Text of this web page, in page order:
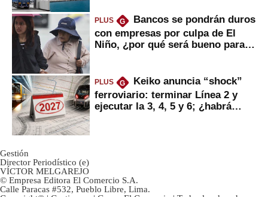
PLUS G
Bancos se pondrán duros
con empresas por culpa de El
Niño, ¿por qué será bueno para
PLUS G
Keiko anuncia “shock”
ferroviario: terminar Línea 2 y
ejecutar la 3, 4, 5 y 6; ¿habrá
Gestión
Director Periodístico (e)
VÍCTOR MELGAREJO
© Empresa Editora El Comercio S.A.
Calle Paracas #532, Pueblo Libre, Lima.